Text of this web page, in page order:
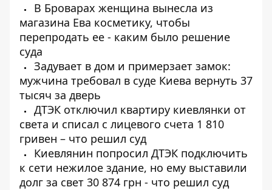
В Броварах женщина вынесла из
магазина Ева косметику, чтобы
перепродать ее - каким было решение
суда
Задувает в дом и примерзает замок:
мужчина требовал в суде Киева вернуть 37
тысяч за дверь
ДТЭК отключил квартиру киевлянки от
света и списал с лицевого счета 1 810
гривен – что решил суд
Киевлянин попросил ДТЭК подключить
к сети нежилое здание, но ему выставили
долг за свет 30 874 грн - что решил суд